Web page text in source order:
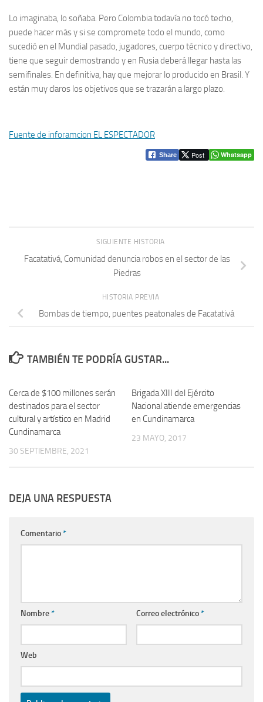
Lo imaginaba, lo soñaba. Pero Colombia todavía no tocó techo,
puede hacer más y si se compromete todo el mundo, como
sucedió en el Mundial pasado, jugadores, cuerpo técnico y directivo,
tiene que seguir demostrando y en Rusia deberá llegar hasta las
semifinales. En definitiva, hay que mejorar lo producido en Brasil. Y
están muy claros los objetivos que se trazarán a largo plazo.
Fuente de inforamcion EL ESPECTADOR
Share Post Whatsapp
SIGUIENTE HISTORIA
Facatativá, Comunidad denuncia robos en el sector de las
Piedras
HISTORIA PREVIA
Bombas de tiempo, puentes peatonales de Facatativá
TAMBIÉN TE PODRÍA GUSTAR...
Cerca de $100 millones serán
destinados para el sector
cultural y artístico en Madrid
Cundinamarca
30 SEPTIEMBRE, 2021
Brigada XIII del Ejército
Nacional atiende emergencias
en Cundinamarca
23 MAYO, 2017
DEJA UNA RESPUESTA
Comentario*
Nombre* Correo electrónico*
Web